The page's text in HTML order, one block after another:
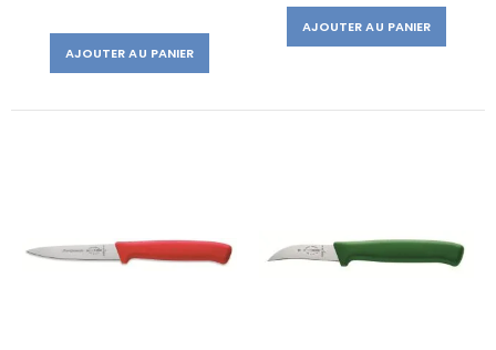
AJOUTER AU PANIER
AJOUTER AU PANIER